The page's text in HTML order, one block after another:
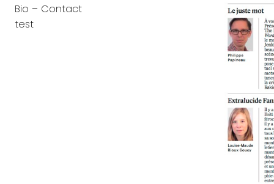
Bio – Contact
test